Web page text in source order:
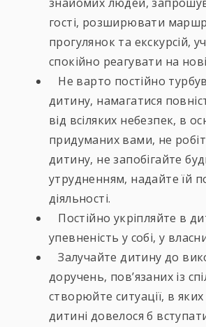
гості, розширювати
прогулянок та екскурсій,
спокійно реагувати на
Не варто постійно
дитину, намагатися
від всіляких небезпек, в
придуманих вами, не
дитину, не запобігайте
утрудненням, надайте їй
діяльності.
Постійно укріпляйте в
упевненість у собі, у
Залучайте дитину до
доручень, пов’язаних із
створюйте ситуації, в яких
дитині довелося б